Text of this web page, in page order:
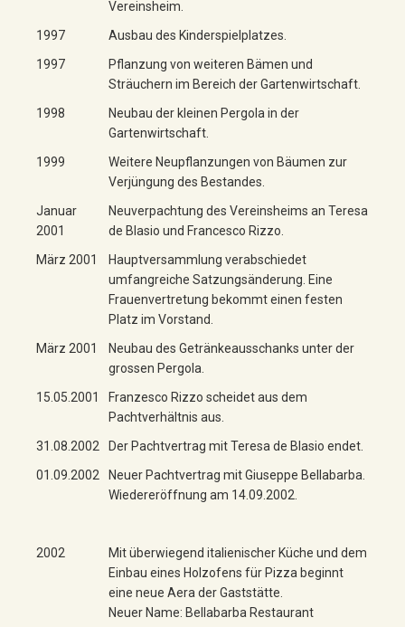
Vereinsheim.
1997
Ausbau des Kinderspielplatzes.
1997
Pflanzung von weiteren Bämen und
Sträuchern im Bereich der Gartenwirtschaft.
1998
Neubau der kleinen Pergola in der
Gartenwirtschaft.
1999
Weitere Neupflanzungen von Bäumen zur
Verjüngung des Bestandes.
Januar
2001
Neuverpachtung des Vereinsheims an Teresa
de Blasio und Francesco Rizzo.
März 2001
Hauptversammlung verabschiedet
umfangreiche Satzungsänderung. Eine
Frauenvertretung bekommt einen festen
Platz im Vorstand.
März 2001
Neubau des Getränkeausschanks unter der
grossen Pergola.
15.05.2001
Franzesco Rizzo scheidet aus dem
Pachtverhältnis aus.
31.08.2002
Der Pachtvertrag mit Teresa de Blasio endet.
01.09.2002
Neuer Pachtvertrag mit Giuseppe Bellabarba.
Wiedereröffnung am 14.09.2002.
2002
Mit überwiegend italienischer Küche und dem
Einbau eines Holzofens für Pizza beginnt
eine neue Aera der Gaststätte.
Neuer Name: Bellabarba Restaurant